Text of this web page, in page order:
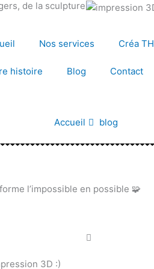
de la sculpture
Nos services Créa TH
histoire Blog Contact
Accueil blog
l’impossible en possible 🧩
3D :)